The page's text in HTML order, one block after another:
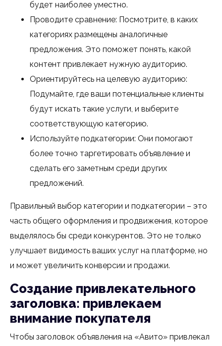
будет наиболее уместно.
Проводите сравнение: Посмотрите, в каких
категориях размещены аналогичные
предложения. Это поможет понять, какой
контент привлекает нужную аудиторию.
Ориентируйтесь на целевую аудиторию:
Подумайте, где ваши потенциальные клиенты
будут искать такие услуги, и выберите
соответствующую категорию.
Используйте подкатегории: Они помогают
более точно таргетировать объявление и
сделать его заметным среди других
предложений.
Правильный выбор категории и подкатегории – это
часть общего оформления и продвижения, которое
выделялось бы среди конкурентов. Это не только
улучшает видимость ваших услуг на платформе, но
и может увеличить конверсии и продажи.
Создание привлекательного
заголовка: привлекаем
внимание покупателя
Чтобы заголовок объявления на «Авито» привлекал